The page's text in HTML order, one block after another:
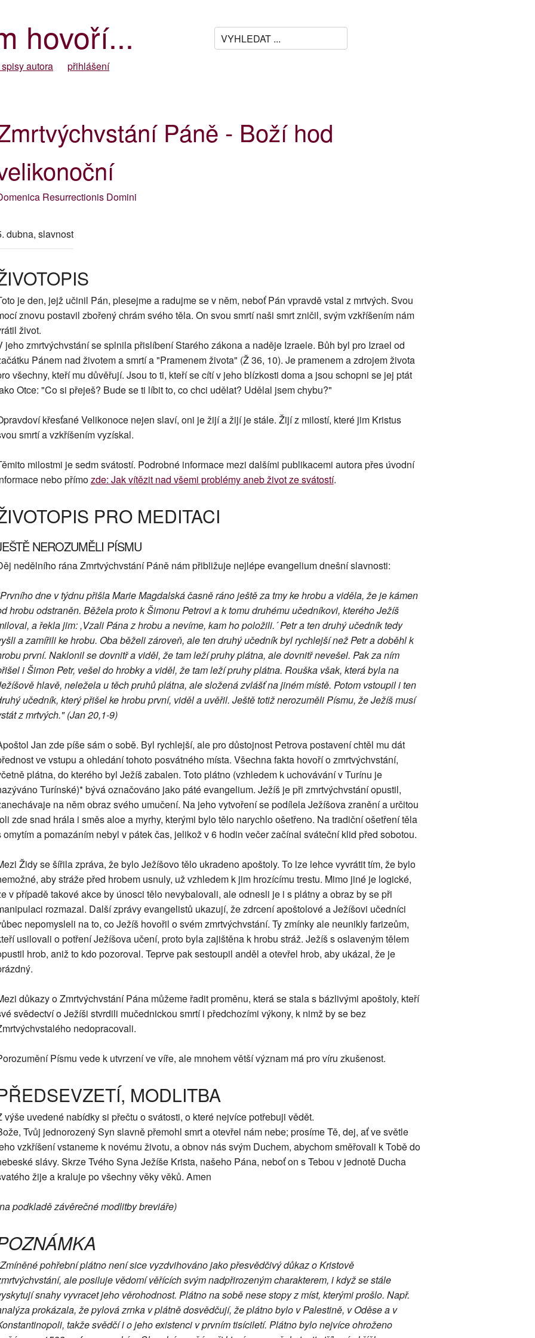
hovoří...
autora přihlášení
Páně - Boží hod
Resurrectionis Domini
dubna, slavnost
je den, jejž učinil Pán, plesejme a radujme se v něm, neboť Pán vpravdě vstal z mrtvých. Svou
znovu postavil zbořený chrám svého těla. On svou smrtí naši smrt zničil, svým vzkříšením nám
život.
jeho zmrtvýchvstání se splnila přislíbení Starého zákona a naděje Izraele. Bůh byl pro Izrael od
Pánem nad životem a smrtí a "Pramenem života" (Ž 36, 10). Je pramenem a zdrojem života
všechny, kteří mu důvěřují. Jsou to ti, kteří se cítí v jeho blízkosti doma a jsou schopni se jej ptát
Otce: "Co si přeješ? Bude se ti líbit to, co chci udělat? Udělal jsem chybu?"
křesťané Velikonoce nejen slaví, oni je žijí a žijí je stále. Žijí z milostí, které jim Kristus
smrtí a vzkříšením vyzískal.
milostmi je sedm svátostí. Podrobné informace mezi dalšími publikacemi autora přes úvodní
nebo přímozde: Jak vítězit nad všemi problémy aneb život ze svátostí.
PRO MEDITACI
NEROZUMĚLI PÍSMU
nedělního rána Zmrtvýchvstání Páně nám přibližuje nejlépe evangelium dnešní slavnosti:
dne v týdnu přišla Marie Magdalská časně ráno ještě za tmy ke hrobu a viděla, že je kámen
hrobu odstraněn. Běžela proto k Šimonu Petrovi a k tomu druhému učedníkovi, kterého Ježíš
a řekla jim: ,Vzali Pána z hrobu a nevíme, kam ho položili.´ Petr a ten druhý učedník tedy
a zamířili ke hrobu. Oba běželi zároveň, ale ten druhý učedník byl rychlejší než Petr a doběhl k
první. Naklonil se dovnitř a viděl, že tam leží pruhy plátna, ale dovnitř nevešel. Pak za ním
i Šimon Petr, vešel do hrobky a viděl, že tam leží pruhy plátna. Rouška však, která byla na
hlavě, neležela u těch pruhů plátna, ale složená zvlášť na jiném místě. Potom vstoupil i ten
učedník, který přišel ke hrobu první, viděl a uvěřil. Ještě totiž nerozuměli Písmu, že Ježíš musí
z mrtvých." (Jan 20,1-9)
Jan zde píše sám o sobě. Byl rychlejší, ale pro důstojnost Petrova postavení chtěl mu dát
ve vstupu a ohledání tohoto posvátného místa. Všechna fakta hovoří o zmrtvýchvstání,
plátna, do kterého byl Ježíš zabalen. Toto plátno (vzhledem k uchovávání v Turínu je
Turínské)* bývá označováno jako páté evangelium. Ježíš je při zmrtvýchvstání opustil,
na něm obraz svého umučení. Na jeho vytvoření se podílela Ježíšova zranění a určitou
zde snad hrála i směs aloe a myrhy, kterými bylo tělo narychlo ošetřeno. Na tradiční ošetření těla
omytím a pomazáním nebyl v pátek čas, jelikož v 6 hodin večer začínal sváteční klid před sobotou.
Židy se šířila zpráva, že bylo Ježíšovo tělo ukradeno apoštoly. To lze lehce vyvrátit tím, že bylo
aby stráže před hrobem usnuly, už vzhledem k jim hrozícímu trestu. Mimo jiné je logické,
v případě takové akce by únosci tělo nevybalovali, ale odnesli je i s plátny a obraz by se při
rozmazal. Další zprávy evangelistů ukazují, že zdrcení apoštolové a Ježíšovi učedníci
nepomysleli na to, co Ježíš hovořil o svém zmrtvýchvstání. Ty zmínky ale neunikly farizeům,
usilovali o potření Ježíšova učení, proto byla zajištěna k hrobu stráž. Ježíš s oslaveným tělem
hrob, aniž to kdo pozoroval. Teprve pak sestoupil anděl a otevřel hrob, aby ukázal, že je
důkazy o Zmrtvýchvstání Pána můžeme řadit proměnu, která se stala s bázlivými apoštoly, kteří
svědectví o Ježíši stvrdili mučednickou smrtí i předchozími výkony, k nimž by se bez
nedopracovali.
Písmu vede k utvrzení ve víře, ale mnohem větší význam má pro víru zkušenost.
MODLITBA
výše uvedené nabídky si přečtu o svátosti, o které nejvíce potřebuji vědět.
Tvůj jednorozený Syn slavně přemohl smrt a otevřel nám nebe; prosíme Tě, dej, ať ve světle
vzkříšení vstaneme k novému životu, a obnov nás svým Duchem, abychom směřovali k Tobě do
slávy. Skrze Tvého Syna Ježíše Krista, našeho Pána, neboť on s Tebou v jednotě Ducha
žije a kraluje po všechny věky věků. Amen
podkladě závěrečné modlitby breviáře)
pohřební plátno není sice vyzdvihováno jako přesvědčivý důkaz o Kristově
ale posiluje vědomí věřících svým nadpřirozeným charakterem, i když se stále
snahy vyvracet jeho věrohodnost. Plátno na sobě nese stopy z míst, kterými prošlo. Např.
prokázala, že pylová zrnka v plátně dosvědčují, že plátno bylo v Palestině, v Oděse a v
takže svědčí i o jeho existenci v prvním tisíciletí. Plátno bylo nejvíce ohroženo